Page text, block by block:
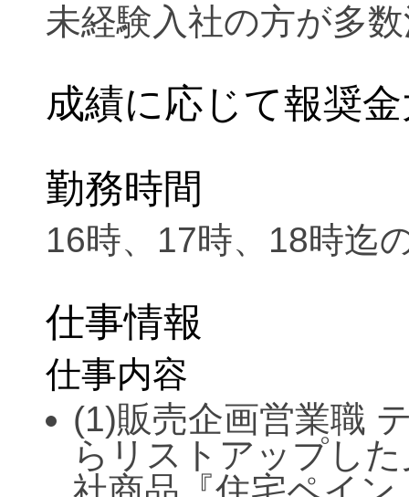
未経験入社の方が多
成績に応じて報奨
勤務時間
16時、17時、18時迄
仕事情報
仕事内容
(1)販売企画営業職
らリストアップし